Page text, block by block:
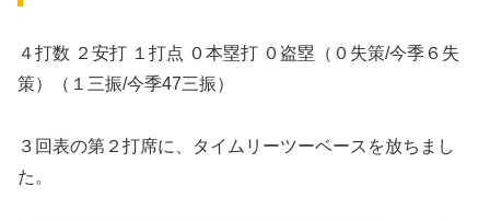
４打数 ２安打 １打点 ０本塁打 ０盗塁（０失策/今季６失
策）（１三振/今季47三振）
３回表の第２打席に、タイムリーツーベースを放ちまし
た。